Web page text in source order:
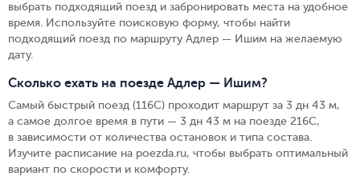
выбрать подходящий поезд и забронировать места на удобное
время. Используйте поисковую форму, чтобы найти
подходящий поезд по маршруту Адлер — Ишим на желаемую
дату.
Сколько ехать на поезде Адлер — Ишим?
Самый быстрый поезд (116С) проходит маршрут за 3 дн 43 м,
а самое долгое время в пути — 3 дн 43 м на поезде 216С,
в зависимости от количества остановок и типа состава.
Изучите расписание на poezda.ru, чтобы выбрать оптимальный
вариант по скорости и комфорту.